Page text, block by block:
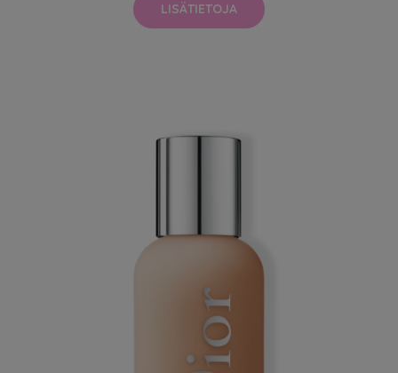
LISÄTIETOJA